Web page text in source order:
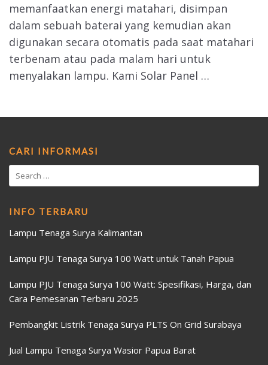
memanfaatkan energi matahari, disimpan
dalam sebuah baterai yang kemudian akan
digunakan secara otomatis pada saat matahari
terbenam atau pada malam hari untuk
menyalakan lampu. Kami Solar Panel …
CARI INFORMASI
INFO TERBARU
Lampu Tenaga Surya Kalimantan
Lampu PJU Tenaga Surya 100 Watt untuk Tanah Papua
Lampu PJU Tenaga Surya 100 Watt: Spesifikasi, Harga, dan
Cara Pemesanan Terbaru 2025
Pembangkit Listrik Tenaga Surya PLTS On Grid Surabaya
Jual Lampu Tenaga Surya Wasior Papua Barat